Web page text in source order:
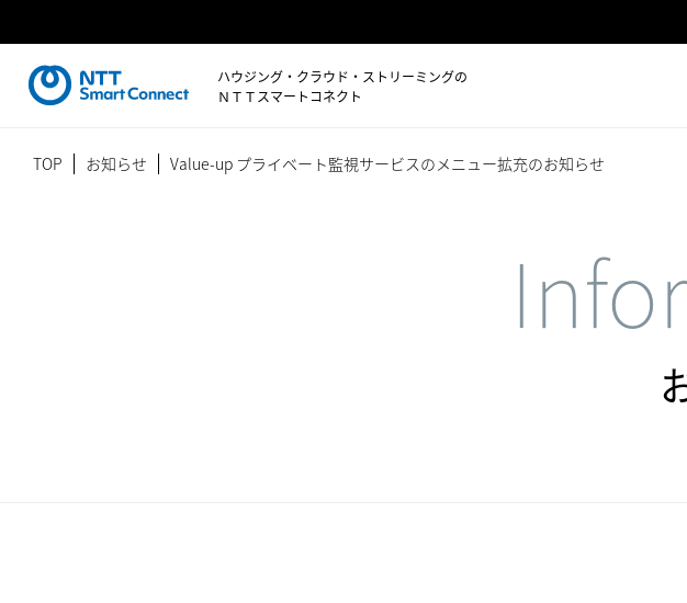
ハウジング・クラウド・ストリーミングの
ＮＴＴスマートコネクト
TOP お知らせ Value-up プライベート監視サービスのメニュー拡充のお知らせ